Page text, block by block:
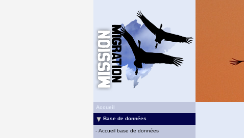
Accueil
Base de données
- Accueil base de données